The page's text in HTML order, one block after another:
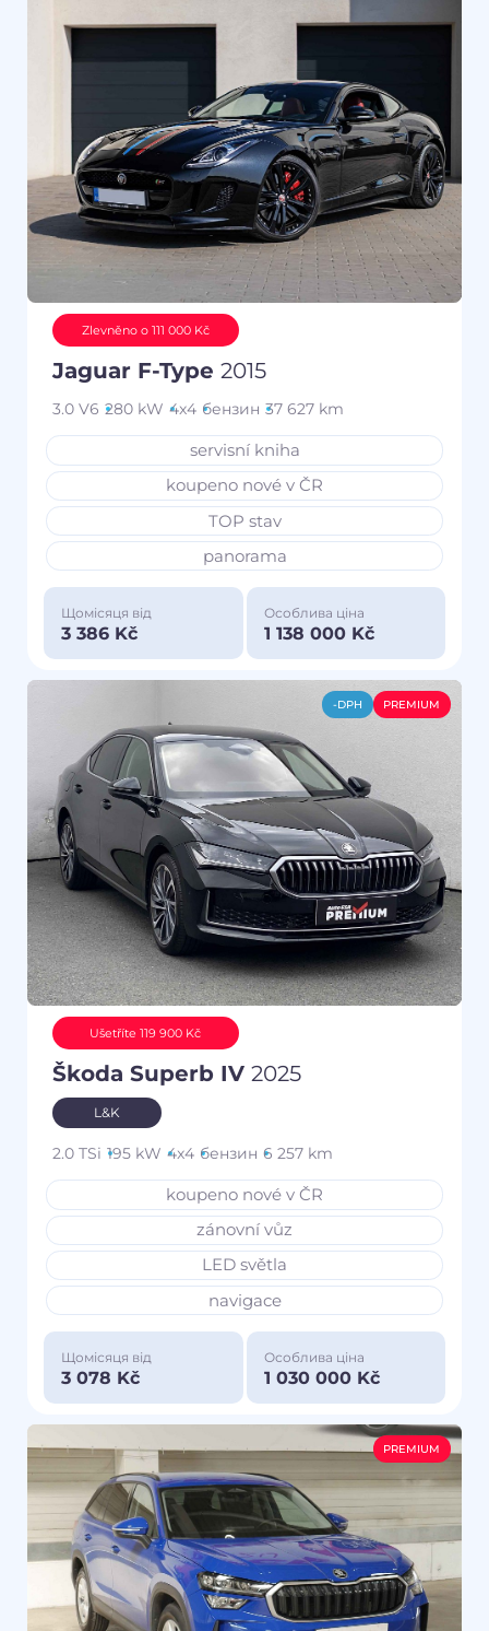
Zlevněno o 111 000 Kč
Jaguar F-Type 2015
3.0 V6 280 kW 4x4 бензин 37 627 km
servisní kniha
koupeno nové v ČR
TOP stav
panorama
Щомісяця від
3 386 Kč
Особлива ціна
1 138 000 Kč
-DPH PREMIUM
Ušetříte 119 900 Kč
Škoda Superb IV 2025
L&K
2.0 TSi 195 kW 4x4 бензин 6 257 km
koupeno nové v ČR
zánovní vůz
LED světla
navigace
Щомісяця від
3 078 Kč
Особлива ціна
1 030 000 Kč
PREMIUM